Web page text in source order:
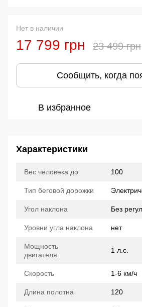
Нет в наличии
17 799 грн 23 499 грн
Сообщить, когда
В избранное
Характеристики
Вес человека до 100
Тип беговой дорожки
Угол наклона Без
Уровни угла наклона нет
Мощность
двигателя:
1 л.с.
Скорость 1-6 км/ч
Длина полотна 120